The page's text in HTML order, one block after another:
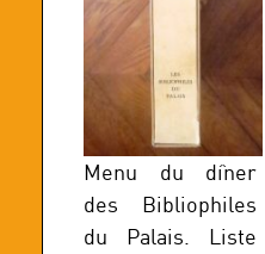
Menu du dîner
des Bibliophiles
du Palais. Liste